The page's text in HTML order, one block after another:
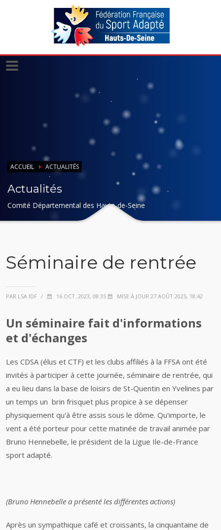
ACCUEIL ACTUALITÉS
Actualités
Comité Départemental des Hauts-de-Seine
Séminaire de rentrée
PAR LSA IDF / 16 OCT. 2023, 08:35 MISE À JOUR 27 AOÛT 2025, 18:42
Un séminaire fait d'informations
et d'échanges
Les CDSA (élus et CTF) et les clubs affiliés à la FFSA ont été
invités à participer à cette journée, séminaire de rentrée, qui
a eu lieu dans la base de loisirs de St-Quentin en Yvelines par
un temps un brin frisquet plus propice à se dépenser
physiquement qu'à être assis sous le dôme. Qu'importe, le
vent a été porteur pour cette matinée de travail animée par
Bruno Hennebelle, le président de la Ligue Ile-de-France
sport adapté.
(Bruno Hennebelle a présenté les différentes actions)
Après un sympathique café et croissants, la cinquantaine de
Panneau de gestion des cookies